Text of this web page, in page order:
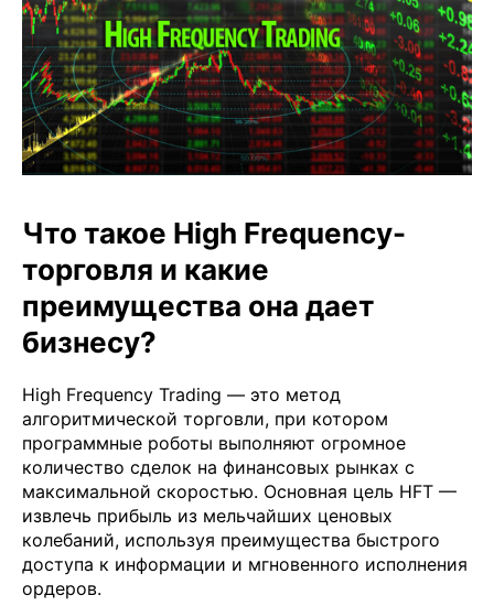
Что такое High Frequency-
торговля и какие
преимущества она дает
бизнесу?
High Frequency Trading — это метод
алгоритмической торговли, при котором
программные роботы выполняют огромное
количество сделок на финансовых рынках с
максимальной скоростью. Основная цель HFT —
извлечь прибыль из мельчайших ценовых
колебаний, используя преимущества быстрого
доступа к информации и мгновенного исполнения
ордеров.